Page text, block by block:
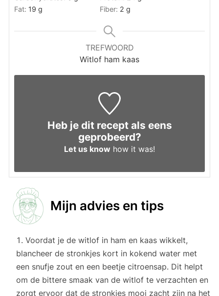
Fat: 19 g Fiber: 2 g
TREFWOORD
Witlof ham kaas
Heb je dit recept als eens
geprobeerd?
Let us know how it was!
Mijn advies en tips
Voordat je de witlof in ham en kaas wikkelt,
blancheer de stronkjes kort in kokend water met
een snufje zout en een beetje citroensap. Dit helpt
om de bittere smaak van de witlof te verzachten en
zorgt ervoor dat de stronkjes mooi zacht zijn na het